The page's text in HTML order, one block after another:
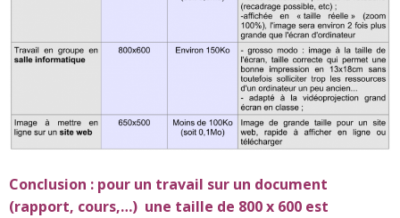
Conclusion : pour un travail sur un document
(rapport, cours,…) une taille de 800 x 600 est